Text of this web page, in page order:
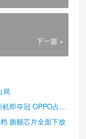
下一篇 »
局
即夺冠 OPPO占据
旗舰芯片全面下放